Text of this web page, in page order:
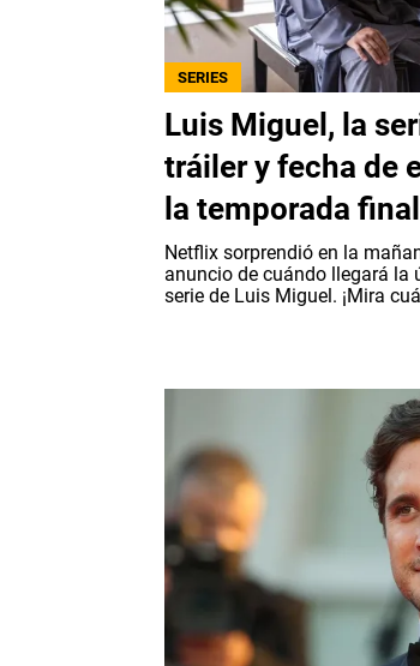
SERIES
Luis Miguel, la
tráiler y fecha de
la temporada final
Netflix sorprendió en la
anuncio de cuándo llegará la
serie de Luis Miguel. ¡Mira